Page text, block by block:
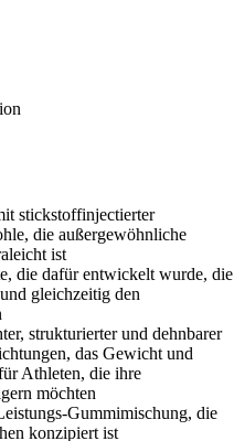
stickstoffinjectierter
die außergewöhnliche
ist
die dafür entwickelt wurde, die
gleichzeitig den
strukturierter und dehnbarer
das Gewicht und
Athleten, die ihre
möchten
Gummimischung, die
konzipiert ist